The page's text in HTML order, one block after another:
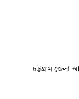
চট্টগ্রাম জেলা